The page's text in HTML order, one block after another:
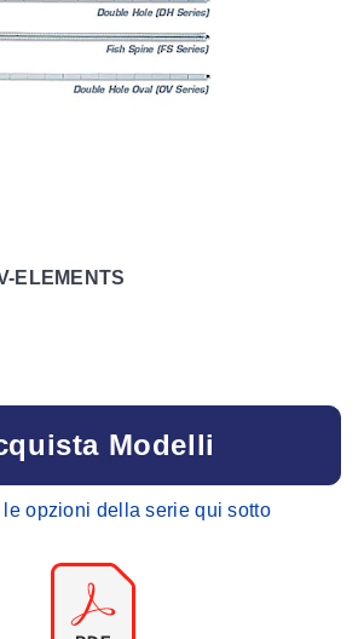
ELEMENTS
Modelli
le opzioni della serie qui sotto